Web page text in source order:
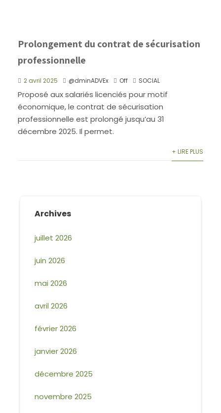
Prolongement du contrat de sécurisation
professionnelle
2 avril 2025 @dminADVEx Off SOCIAL
Proposé aux salariés licenciés pour motif
économique, le contrat de sécurisation
professionnelle est prolongé jusqu’au 31
décembre 2025. Il permet.
+ LIRE PLUS
Archives
juillet 2026
juin 2026
mai 2026
avril 2026
février 2026
janvier 2026
décembre 2025
novembre 2025